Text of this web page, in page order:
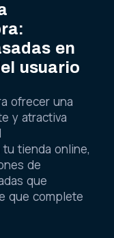
en
usuario
ofrecer una
y atractiva
tienda online,
de
que
que complete